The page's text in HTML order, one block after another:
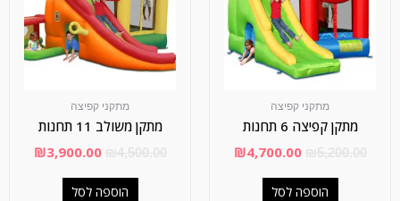
מתקני קפיצה
מתקן משולב 11 תחנות
₪3,900.00
הוספה לסל
מתקני קפיצה
מתקן קפיצה 6 תחנות
₪4,700.00
הוספה לסל